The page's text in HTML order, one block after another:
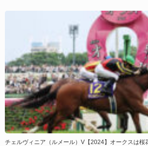
チェルヴィニア（ルメール）V【2024】オークスは桜